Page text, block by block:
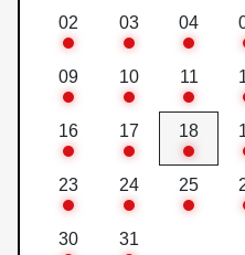
02 03 04
09 10 11
16 17 18
23 24 25
30 31